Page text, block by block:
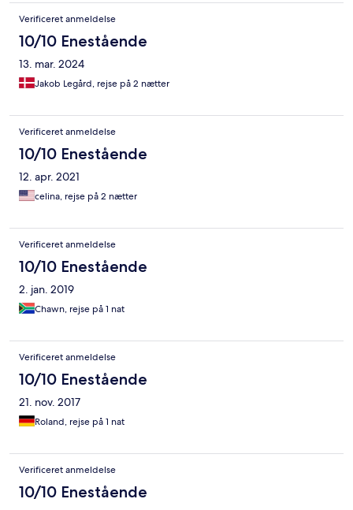
Verificeret anmeldelse
10/10 Enestående
13. mar. 2024
Jakob Legård, rejse på 2 nætter
Verificeret anmeldelse
10/10 Enestående
12. apr. 2021
celina, rejse på 2 nætter
Verificeret anmeldelse
10/10 Enestående
2. jan. 2019
Chawn, rejse på 1 nat
Verificeret anmeldelse
10/10 Enestående
21. nov. 2017
Roland, rejse på 1 nat
Verificeret anmeldelse
10/10 Enestående